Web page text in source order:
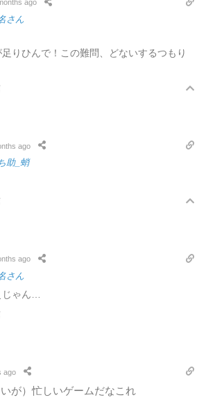
ago
さん
りひんで！この難問、どないするつもり
ago
助_蛸
ago
さん
ゃん…
ago
が）忙しいゲームだなこれ